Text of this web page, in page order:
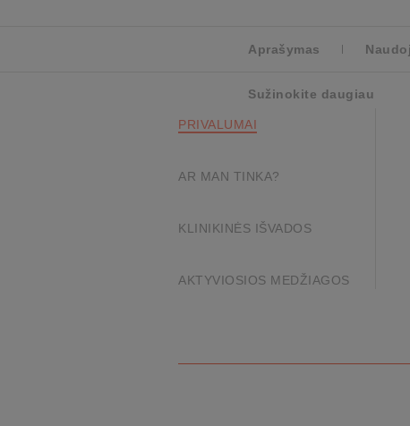
Aprašymas
Sužinokite daugiau
PRIVALUMAI
AR MAN TINKA?
KLINIKINĖS IŠVADOS
AKTYVIOSIOS MEDŽIAGOS